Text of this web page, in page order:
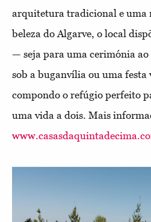
arquitetura tradicional e uma
beleza do Algarve, o local
— seja para uma cerimónia
sob a buganvília ou uma
compondo o refúgio perfeito
uma vida a dois. Mais